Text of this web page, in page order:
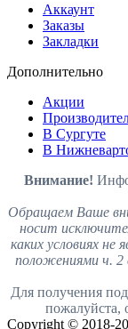
Аккаунт
Заказы
Закладки
Дополнительно
Акции
В Сургуте
В
Внимание!
Обращаем Ваше
носит
каких условиях не
положениями ч. 2
Для получения
пожалуйста,
Copyright © 2018-